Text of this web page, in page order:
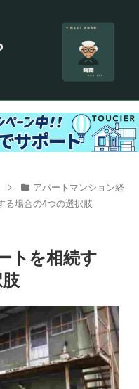
アパートマンション経
る場合の4つの選択肢
トを相続す